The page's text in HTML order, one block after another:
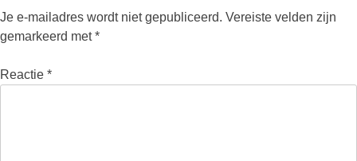
Je e-mailadres wordt niet gepubliceerd. Vereiste velden zijn
gemarkeerd met*
Reactie *